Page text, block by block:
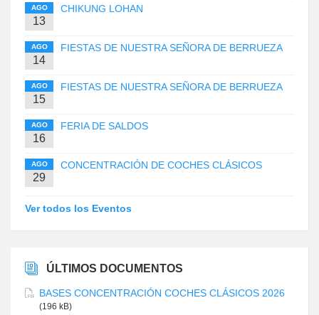
AGO
13
CHIKUNG LOHAN
AGO
14
FIESTAS DE NUESTRA SEÑORA DE BERRUEZA
AGO
15
FIESTAS DE NUESTRA SEÑORA DE BERRUEZA
AGO
16
FERIA DE SALDOS
AGO
29
CONCENTRACIÓN DE COCHES CLÁSICOS
Ver todos los Eventos
ÚLTIMOS DOCUMENTOS
BASES CONCENTRACIÓN COCHES CLÁSICOS 2026
(196 kB)